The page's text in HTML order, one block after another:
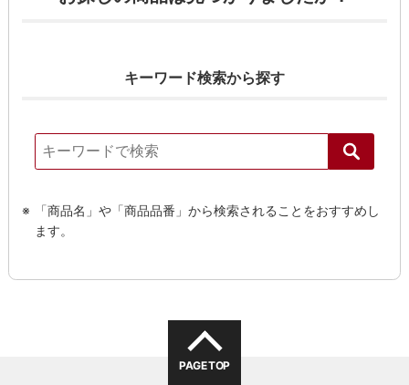
キーワード検索から探す
「商品名」や「商品品番」から検索されることをおすすめし
ます。
PAGE TOP